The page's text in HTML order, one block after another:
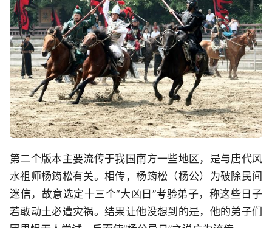
第二个版本主要流传于我国南方一些地区，是与唐代风
水祖师杨筠松有关。相传，杨筠松（杨公）为破除民间
迷信，故意选定十三个“大凶日”考验弟子，称这些日子
若敢动土必遭灾祸。结果让他没想到的是，他的弟子们